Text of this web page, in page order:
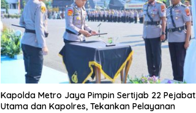
o
o
k
A
p
p
Li
n
k
Kapolda Metro Jaya Pimpin Sertijab 22 Pejabat
Utama dan Kapolres, Tekankan Pelayanan